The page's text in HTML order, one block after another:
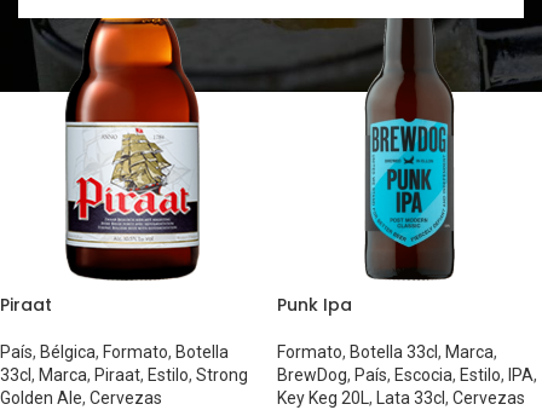
Piraat
País, Bélgica, Formato, Botella
33cl, Marca, Piraat, Estilo, Strong
Golden Ale, Cervezas
Punk Ipa
Formato, Botella 33cl, Marca,
BrewDog, País, Escocia, Estilo, IPA,
Key Keg 20L , Lata 33cl, Cervezas